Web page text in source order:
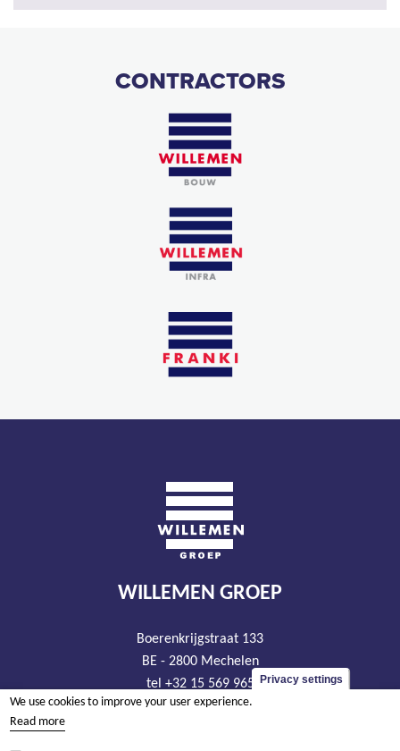
CONTRACTORS
WILLEMEN GROEP
Boerenkrijgstraat 133
BE - 2800 Mechelen
tel +32 15 569 965
groep@willemen.be
Privacy settings
We use cookies to improve your user experience.
Read more